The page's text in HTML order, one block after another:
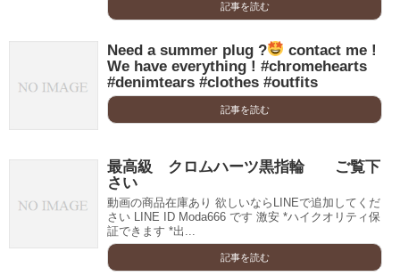
記事を読む
Need a summer plug ?
contact me !
We have everything ! #chromehearts
#denimtears #clothes #outfits
記事を読む
最高級 クロムハーツ黒指輪 ご覧下
さい
動画の商品在庫あり 欲しいならLINEで追加してくだ
さい LINE ID Moda666 です 激安 *ハイクオリティ保
証できます *出...
記事を読む